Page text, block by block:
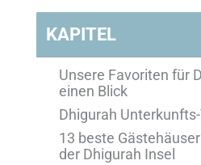
KAPITEL
Unsere Favoriten für
einen Blick
Dhigurah
13 beste
der Dhigurah Insel